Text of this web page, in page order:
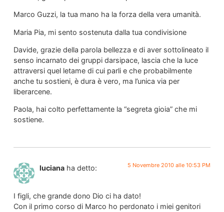
Marco Guzzi, la tua mano ha la forza della vera umanità.
Maria Pia, mi sento sostenuta dalla tua condivisione
Davide, grazie della parola bellezza e di aver sottolineato il
senso incarnato dei gruppi darsipace, lascia che la luce
attraversi quel letame di cui parli e che probabilmente
anche tu sostieni, è dura è vero, ma l’unica via per
liberarcene.
Paola, hai colto perfettamente la “segreta gioia” che mi
sostiene.
luciana ha detto: 5 Novembre 2010 alle 10:53 PM
I figli, che grande dono Dio ci ha dato!
Con il primo corso di Marco ho perdonato i miei genitori